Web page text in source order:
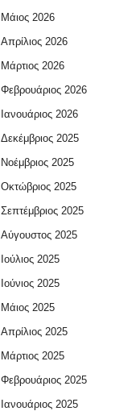
Μάιος 2026
Απρίλιος 2026
Μάρτιος 2026
Φεβρουάριος 2026
Ιανουάριος 2026
Δεκέμβριος 2025
Νοέμβριος 2025
Οκτώβριος 2025
Σεπτέμβριος 2025
Αύγουστος 2025
Ιούλιος 2025
Ιούνιος 2025
Μάιος 2025
Απρίλιος 2025
Μάρτιος 2025
Φεβρουάριος 2025
Ιανουάριος 2025